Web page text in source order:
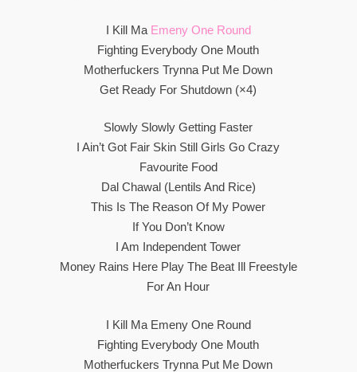
I Kill Ma Emeny One Round
Fighting Everybody One Mouth
Motherfuckers Trynna Put Me Down
Get Ready For Shutdown (×4)
Slowly Slowly Getting Faster
I Ain’t Got Fair Skin Still Girls Go Crazy
Favourite Food
Dal Chawal (Lentils And Rice)
This Is The Reason Of My Power
If You Don’t Know
I Am Independent Tower
Money Rains Here Play The Beat Ill Freestyle
For An Hour
I Kill Ma Emeny One Round
Fighting Everybody One Mouth
Motherfuckers Trynna Put Me Down